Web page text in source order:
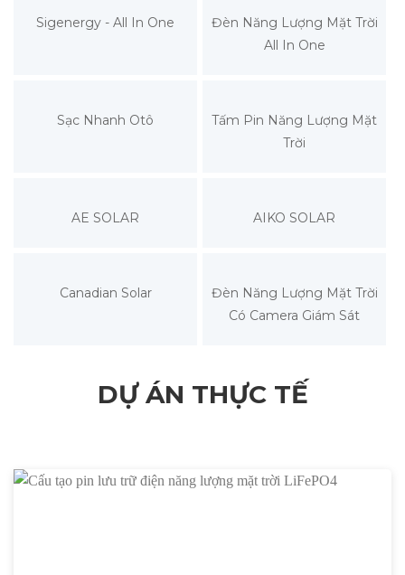
Sigenergy - All In One
Đèn Năng Lượng Mặt Trời
All In One
Sạc Nhanh Otô
Tấm Pin Năng Lượng Mặt
Trời
AE SOLAR AIKO SOLAR
Canadian Solar
Đèn Năng Lượng Mặt Trời
Có Camera Giám Sát
DỰ ÁN THỰC TẾ